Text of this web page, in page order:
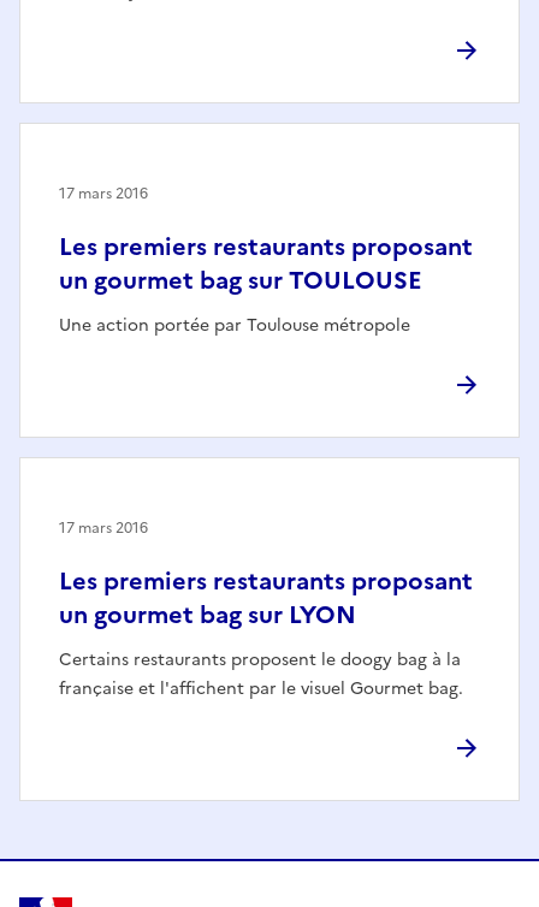
Les premiers restaurants proposant
un gourmet bag sur TOULOUSE
Une action portée par Toulouse métropole
17 mars 2016
Les premiers restaurants proposant
un gourmet bag sur LYON
Certains restaurants proposent le doogy bag à la
française et l'affichent par le visuel Gourmet bag.
17 mars 2016